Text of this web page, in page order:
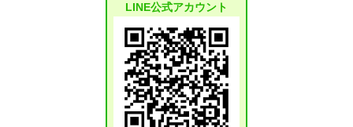
LINE公式アカウント